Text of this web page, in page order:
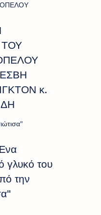
κ.
γλυκό του
την